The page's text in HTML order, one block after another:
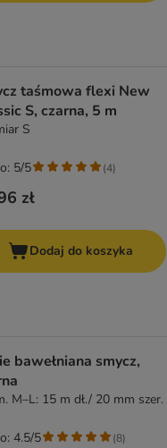
taśmowa flexi New
S, czarna, 5 m
S
zł
5/5 (4)
Dodaj do koszyka
bawełniana smycz,
M–L: 15 m dł./ 20 mm szer.
4.5/5 (8)